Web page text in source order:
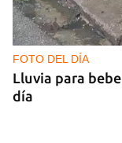
FOTO DEL DÍA
Lluvia para
día